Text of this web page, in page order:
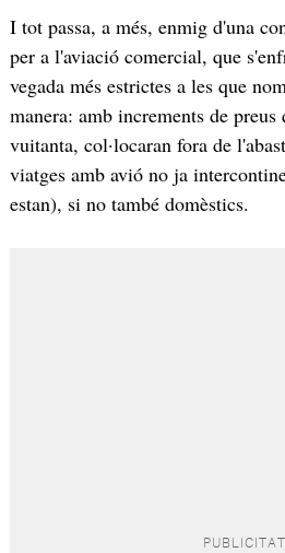
I tot passa, a més, enmig d'una
per a l'aviació comercial, que
vegada més estrictes a les que
manera: amb increments de
vuitanta, col·locaran fora de
viatges amb avió no ja
estan), si no també domèstics.